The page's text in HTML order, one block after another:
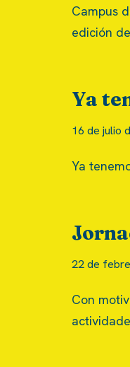
Campus
edición
Ya
16 de julio
Ya
22 de
Con